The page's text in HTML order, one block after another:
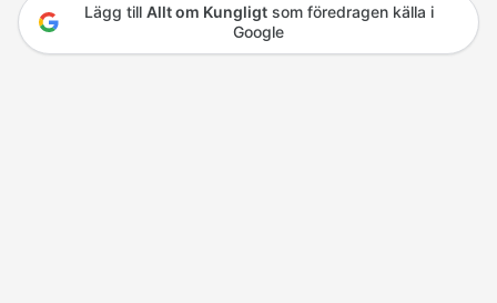
Lägg till Allt om Kungligtsom föredragen källa i
Google